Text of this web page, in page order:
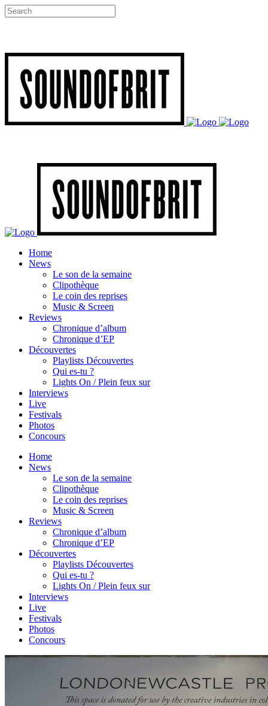
Home
News
Le son de la semaine
Clipothèque
Le coin des reprises
Music & Screen
Reviews
Chronique d’album
Chronique d’EP
Découvertes
Playlists Découvertes
Qui es-tu ?
Lights On / Plein feux sur
Interviews
Live
Festivals
Photos
Concours
Home
News
Le son de la semaine
Clipothèque
Le coin des reprises
Music & Screen
Reviews
Chronique d’album
Chronique d’EP
Découvertes
Playlists Découvertes
Qui es-tu ?
Lights On / Plein feux sur
Interviews
Live
Festivals
Photos
Concours